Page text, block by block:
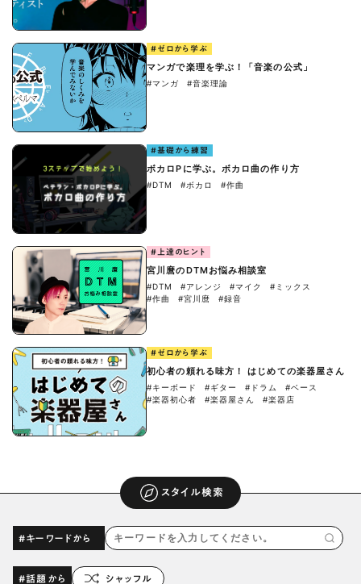
#ゼロから学ぶ
マンガで楽理を学ぶ！「音楽の公式」
#マンガ #音楽理論
#基礎から練習
ボカロPに学ぶ。ボカロ曲の作り方
#DTM #ボカロ #作曲
#上達のヒント
宮川麿のDTMお悩み相談室
#DTM #アレンジ #マイク
#ミックス
#作曲
#宮川麿 #録音
#ゼロから学ぶ
初心者の頼れる味方！ はじめての楽器屋さん
#キーボード #ギター #ドラム
#ベース
#楽器初心者
#楽器屋さん #楽器店
スタイル検索
#キーワードから
#話題から シャッフル